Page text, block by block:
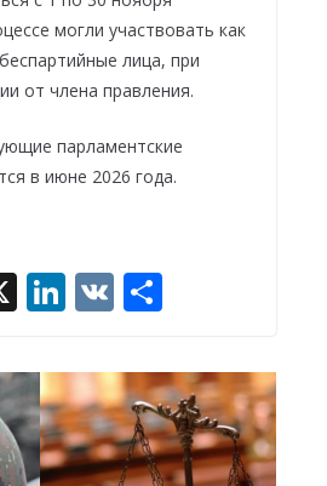
могли участвовать как
лица, при
от члена правления.
парламентские
в июне 2026 года.
X Li
k
e
dI
V
п
р
а